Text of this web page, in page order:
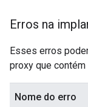
Erros na
Esses erros
proxy que
Nome do erro